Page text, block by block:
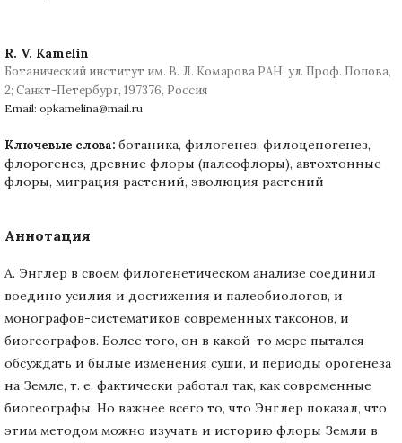
R. V. Kamelin
Ботанический институт им. В. Л. Комарова РАН, ул. Проф. Попова,
2; Санкт-Петербург, 197376, Россия
Email: opkamelina@mail.ru
Ключевые слова: ботаника, филогенез, филоценогенез,
флорогенез, древние флоры (палеофлоры), автохтонные
флоры, миграция растений, эволюция растений
Аннотация
А. Энглер в своем филогенетическом анализе соединил
воедино усилия и достижения и палеобиологов, и
монографов-систематиков современных таксонов, и
биогеографов. Более того, он в какой-то мере пытался
обсуждать и былые изменения суши, и периоды орогенеза
на Земле, т. е. фактически работал так, как современные
биогеографы. Но важнее всего то, что Энглер показал, что
этим методом можно изучать и историю флоры Земли в